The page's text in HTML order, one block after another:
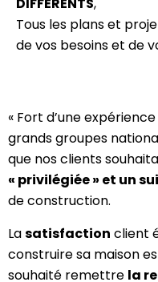
Tous les plans et
de vos besoins et de
« Fort d’une
grands groupes
que nos clients
« privilégiée » et un
de construction.
Lasatisfaction client
construire sa maison
souhaité remettre la